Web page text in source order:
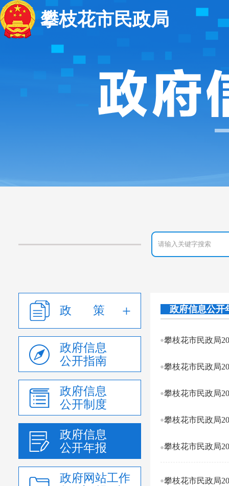
攀枝花市民政局
政 策
政府信息
公开指南
政府信息
公开制度
政府信息
公开年报
政府网站工作
政府信息公开
攀枝花市民政局
攀枝花市民政局
攀枝花市民政局
攀枝花市民政局
攀枝花市民政局
攀枝花市民政局